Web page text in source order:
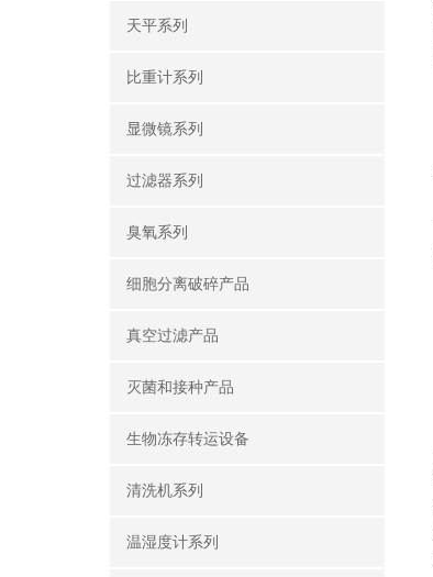
天平系列
比重计系列
显微镜系列
过滤器系列
臭氧系列
细胞分离破碎产品
真空过滤产品
灭菌和接种产品
生物冻存转运设备
清洗机系列
温湿度计系列